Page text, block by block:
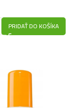
PRIDAŤ DO KOŠÍKA